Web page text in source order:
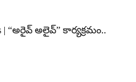
| “అరైవ్ అలైవ్” కార్యక్రమం..